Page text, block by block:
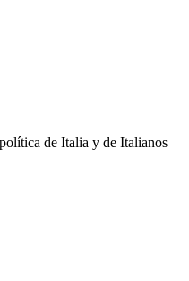
de Italia y de Italianos